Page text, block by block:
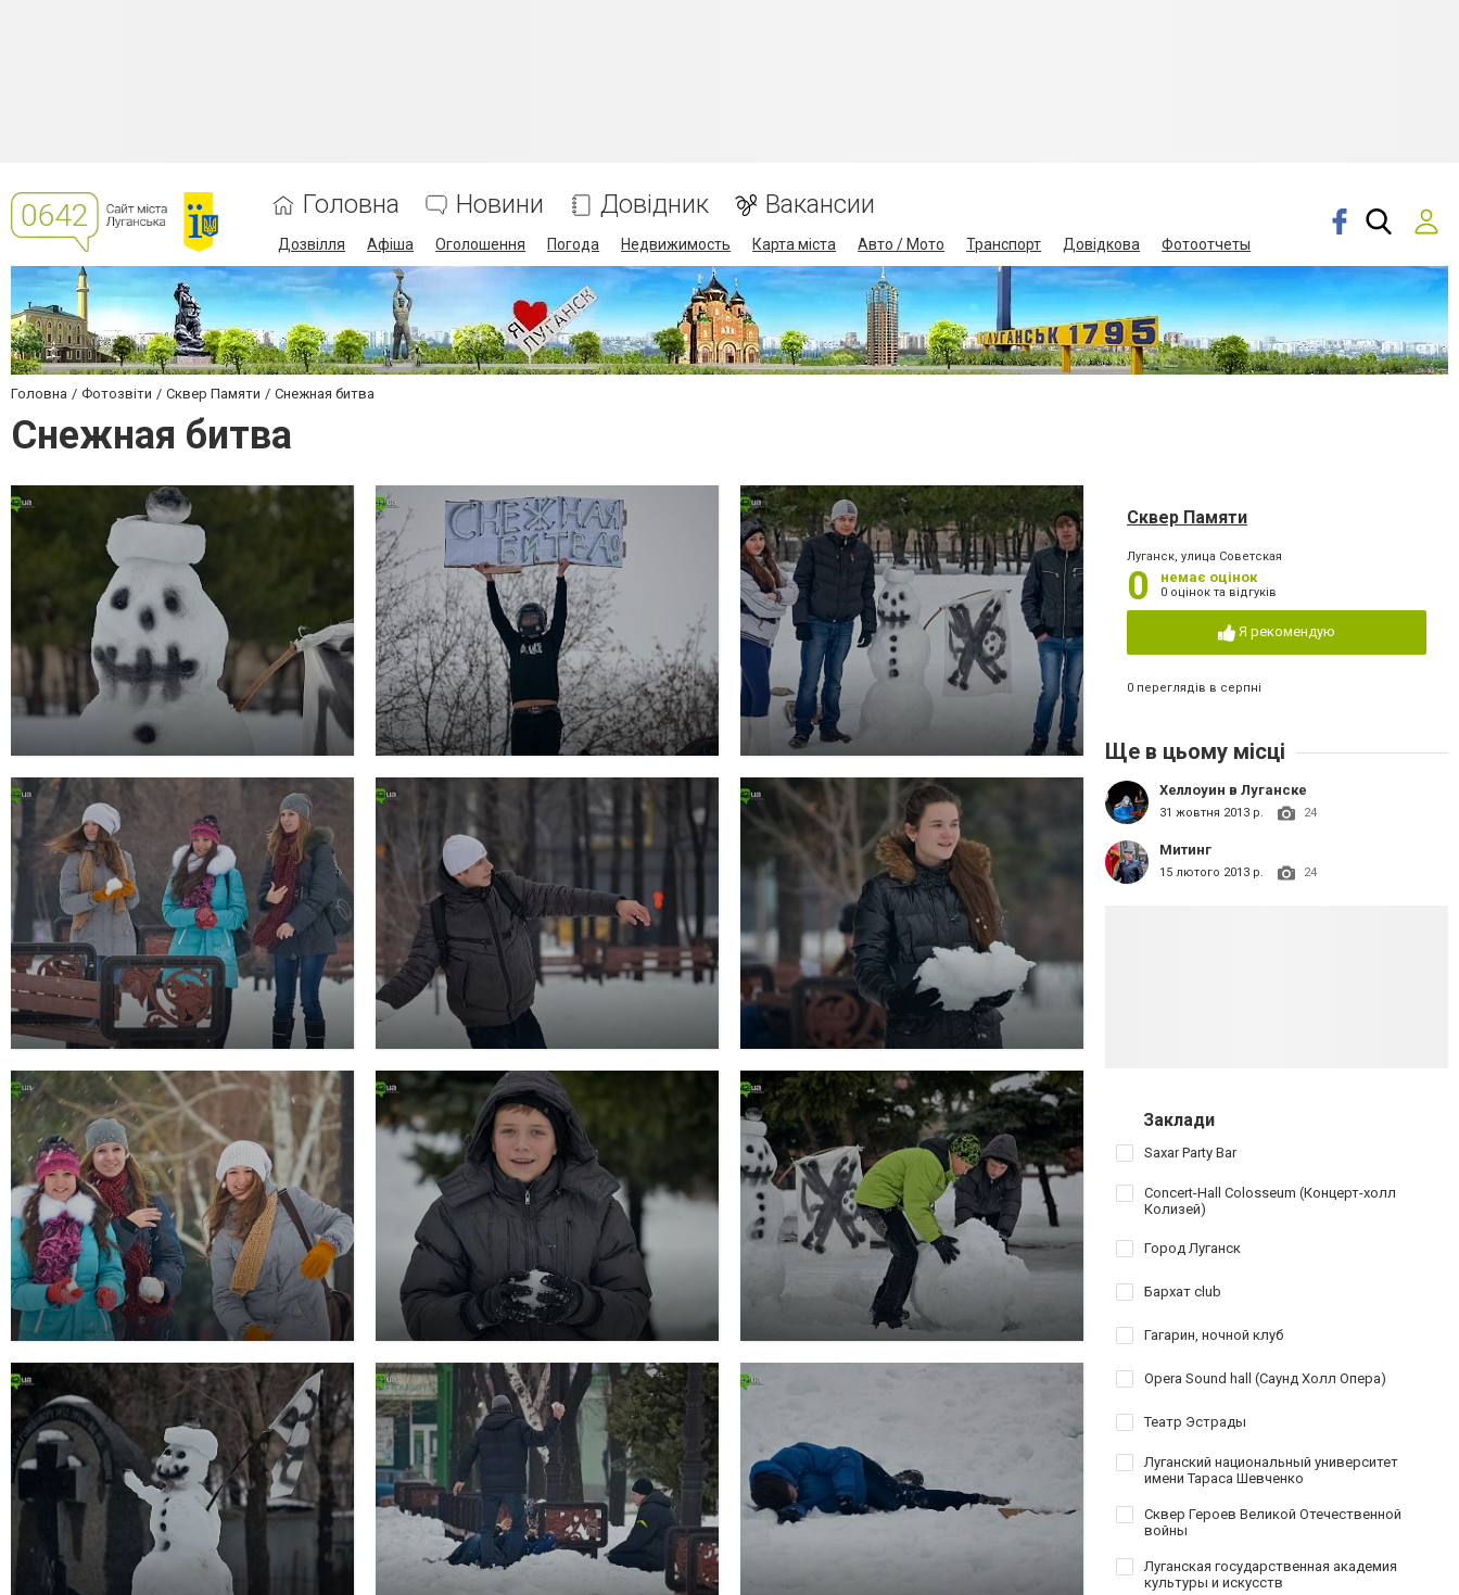
Головна Новини Довідник Вакансии
Дозвілля Афіша Оголошення Погода Недвижимость Карта міста Авто / Мото Транспорт Довідкова Фотоотчеты
Головна Фотозвіти Сквер Памяти Снежная битва
Снежная битва
Сквер Памяти
Луганск, улица Советская
0 немає оцінок
0 оцінок та відгуків
Я рекомендую
0 переглядів в серпні
Ще в цьому місці
Хеллоуин в Луганске
31 жовтня 2013 р. 24
Митинг
15 лютого 2013 р. 24
Заклади
Saxar Party Bar
Concert-Hall Colosseum (Концерт-холл
Колизей)
Город Луганск
Бархат club
Гагарин, ночной клуб
Opera Sound hall (Саунд Холл Опера)
Театр Эстрады
Луганский национальный университет
имени Тараса Шевченко
Сквер Героев Великой Отечественной
войны
Луганская государственная академия
культуры и искусств